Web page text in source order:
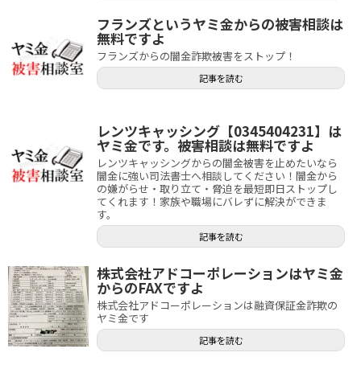
フランズというヤミ金からの被害相談は
無料ですよ
フランズからの闇金詐欺被害をストップ！
記事を読む
レンツキャッシング【0345404231】は
ヤミ金です。被害相談は無料ですよ
レンツキャッシングからの闇金被害を止めたいなら
闇金に強い司法書士へ相談してください！闇金から
の嫌がらせ・取り立て・脅迫を最短即日ストップし
てくれます！家族や職場にバレずに解決ができま
す。
記事を読む
株式会社アドコーポレーションはヤミ金
からのFAXですよ
株式会社アドコーポレーションは融資保証金詐欺の
ヤミ金です
記事を読む